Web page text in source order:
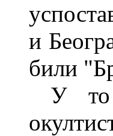
и
били
У то